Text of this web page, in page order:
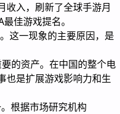
收入，刷新了全球手游月
佳游戏提名。
这一现象的主要原因，是
的资产。在中国的整个电
也是扩展游戏影响力和生
根据市场研究机构